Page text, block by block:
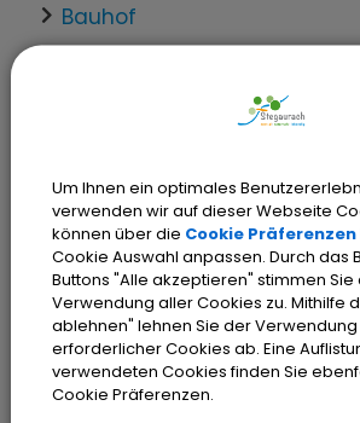
Bauhof
Verwaltungsleistungen
Gemeindeeigene
Vergabewesen; Vergabe
im kommunalen Bereich
Winterdienst; Räumung und
Schnee und Eisglätte
Um Ihnen ein optimales
verwenden wir auf dieser Webseite
können über die Cookie Präferenzen
Cookie Auswahl anpassen. Durch das
Buttons "Alle akzeptieren" stimmen Sie
Verwendung aller Cookies zu. Mithilfe
ablehnen" lehnen Sie der
erforderlicher Cookies ab. Eine
verwendeten Cookies finden Sie
Cookie Präferenzen.